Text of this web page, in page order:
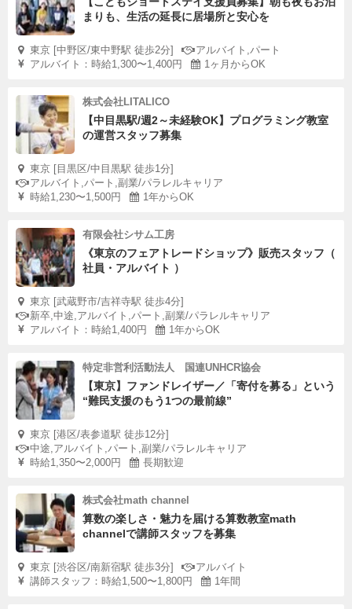
まりも、生活の延長に居場所と安心を
東京 [中野区/東中野駅 徒歩2分]
アルバイト,パート
アルバイト：時給1,300〜1,400円
1ヶ月からOK
株式会社LITALICO
【中目黒駅/週2～未経験OK】プログラミング教室
の運営スタッフ募集
東京 [目黒区/中目黒駅 徒歩1分]
アルバイト,パート,副業/パラレルキャリア
時給1,230〜1,500円
1年からOK
有限会社シサム工房
《東京のフェアトレードショップ》販売スタッフ（
社員・アルバイト ）
東京 [武蔵野市/吉祥寺駅 徒歩4分]
新卒,中途,アルバイト,パート,副業/パラレルキャリア
アルバイト：時給1,400円
1年からOK
特定非営利活動法人 国連UNHCR協会
【東京】ファンドレイザー／「寄付を募る」という
“難民支援のもう1つの最前線”
東京 [港区/表参道駅 徒歩12分]
中途,アルバイト,パート,副業/パラレルキャリア
時給1,350〜2,000円
長期歓迎
株式会社math channel
算数の楽しさ・魅力を届ける算数教室math
channelで講師スタッフを募集
東京 [渋谷区/南新宿駅 徒歩3分]
アルバイト
講師スタッフ：時給1,500〜1,800円
1年間